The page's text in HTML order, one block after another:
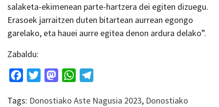
salaketa-ekimenean parte-hartzera dei egiten dizuegu.
Erasoek jarraitzen duten bitartean aurrean egongo
garelako, eta hauei aurre egitea denon ardura delako”.
Zabaldu:
FacebookTwitterMastodonWhatsApp
Tags: Donostiako Aste Nagusia 2023, Donostiako